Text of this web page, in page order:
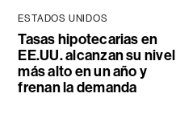
ESTADOS UNIDOS
Tasas hipotecarias en
EE.UU. alcanzan su nivel
más alto en un año y
frenan la demanda